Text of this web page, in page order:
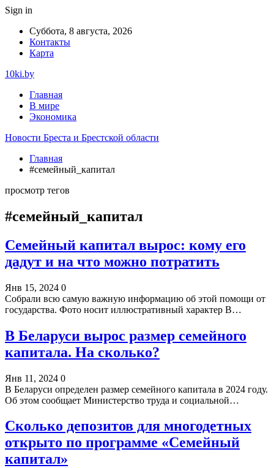
Sign in
Суббота, 8 августа, 2026
Контакты
Карта
10ki.by
Главная
В мире
Экономика
Новости Бреста и Брестской области
Главная
#семейный_капитал
просмотр тегов
#семейный_капитал
Семейный капитал вырос: кому его
дадут и на что можно потратить
Янв 15, 2024 0
Собрали всю самую важную информацию об этой помощи от
государства. Фото носит иллюстративный характер В…
В Беларуси вырос размер семейного
капитала. На сколько?
Янв 11, 2024 0
В Беларуси определен размер семейного капитала в 2024 году.
Об этом сообщает Министерство труда и социальной…
Сколько депозитов для многодетных
открыто по программе «Семейный
капитал»